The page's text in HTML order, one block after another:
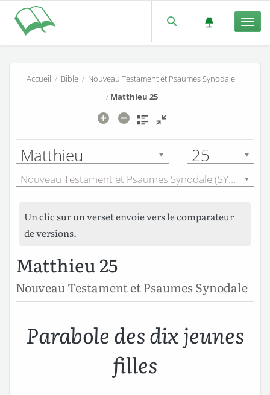
Accueil / Bible / Nouveau Testament et Psaumes Synodale
/ Matthieu 25
Matthieu 25
Nouveau Testament et Psaumes Synodale (SYN) - 1921
Un clic sur un verset envoie vers le comparateur
de versions.
Matthieu 25
Nouveau Testament et Psaumes Synodale
Parabole des dix jeunes
filles